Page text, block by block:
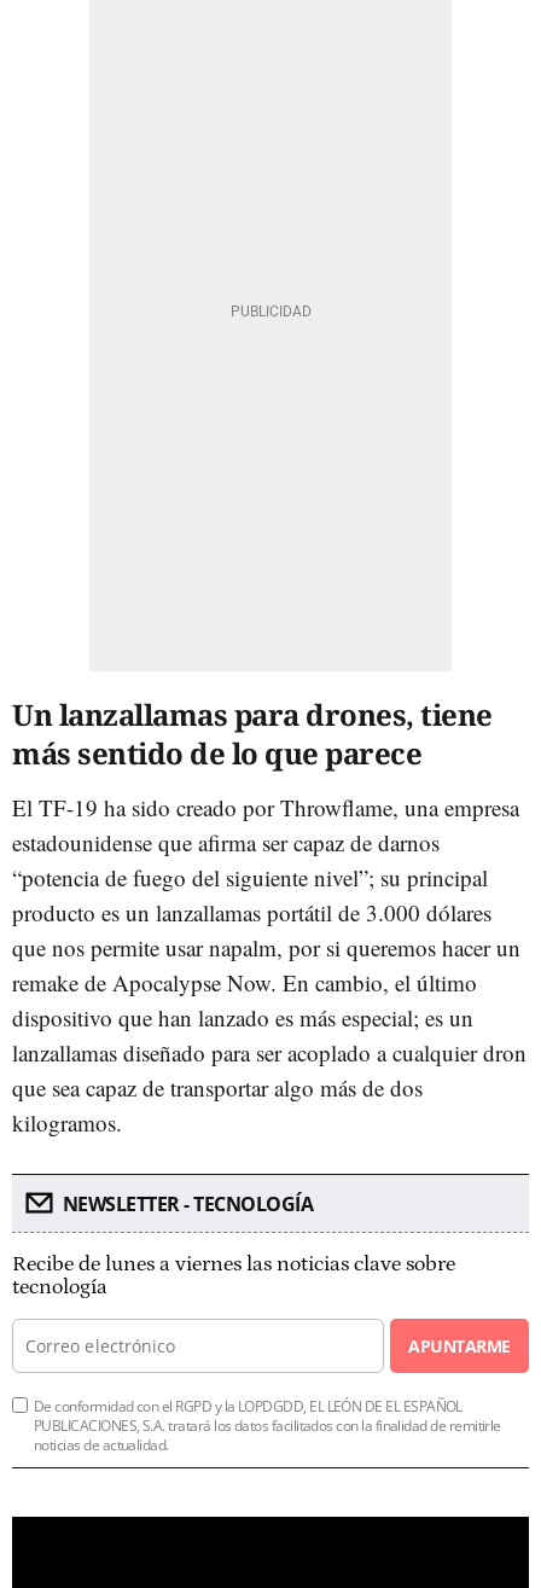
Un lanzallamas para drones, tiene
más sentido de lo que parece
El TF-19 ha sido creado por Throwflame, una empresa
estadounidense que afirma ser capaz de darnos
“potencia de fuego del siguiente nivel”; su principal
producto es un lanzallamas portátil de 3.000 dólares
que nos permite usar napalm, por si queremos hacer un
remake de Apocalypse Now. En cambio, el último
dispositivo que han lanzado es más especial; es un
lanzallamas diseñado para ser acoplado a cualquier dron
que sea capaz de transportar algo más de dos
kilogramos.
NEWSLETTER - TECNOLOGÍA
Recibe de lunes a viernes las noticias clave sobre
tecnología
APUNTARME
De conformidad con el RGPD y la LOPDGDD, EL LEÓN DE EL ESPAÑOL
PUBLICACIONES, S.A. tratará los datos facilitados con la finalidad de remitirle
noticias de actualidad.